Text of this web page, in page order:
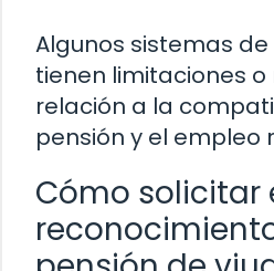
Algunos sistemas
tienen limitaciones
relación a la
pensión y el empleo
Cómo solicitar